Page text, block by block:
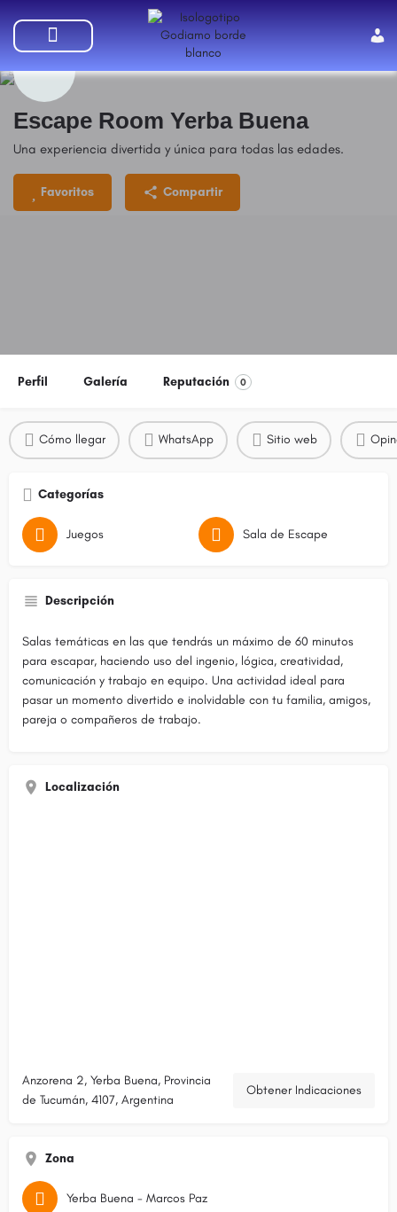
Escape Room Yerba Buena
Una experiencia divertida y única para todas las edades.
Favoritos Compartir
Perfil Galería Reputación 0
Cómo llegar WhatsApp Sitio web
Categorías
Juegos Sala de Escape
Descripción
Salas temáticas en las que tendrás un máximo de 60 minutos
para escapar, haciendo uso del ingenio, lógica, creatividad,
comunicación y trabajo en equipo. Una actividad ideal para
pasar un momento divertido e inolvidable con tu familia, amigos,
pareja o compañeros de trabajo.
Localización
Anzorena 2, Yerba Buena, Provincia
de Tucumán, 4107, Argentina
Obtener Indicaciones
Zona
Yerba Buena - Marcos Paz